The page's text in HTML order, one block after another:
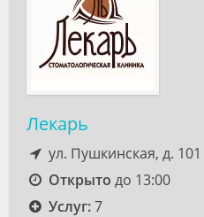
Лекарь
ул. Пушкинская, д. 101
Открыто до 13:00
Услуг:7